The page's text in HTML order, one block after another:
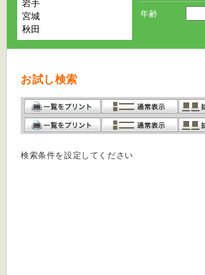
年齢
お試し検索
検索条件を設定してください